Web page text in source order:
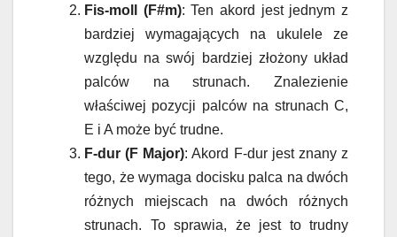
Fis-moll (F#m): Ten akord jest jednym z
bardziej wymagających na ukulele ze
względu na swój bardziej złożony układ
palców na strunach. Znalezienie
właściwej pozycji palców na strunach C,
E i A może być trudne.
F-dur (F Major): Akord F-dur jest znany z
tego, że wymaga docisku palca na dwóch
różnych miejscach na dwóch różnych
strunach. To sprawia, że jest to trudny